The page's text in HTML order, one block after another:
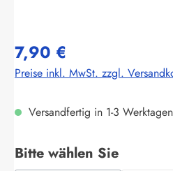
7,90 €
Preise inkl. MwSt. zzgl.
Versandfertig in 1-3 Werktagen
Bitte wählen Sie